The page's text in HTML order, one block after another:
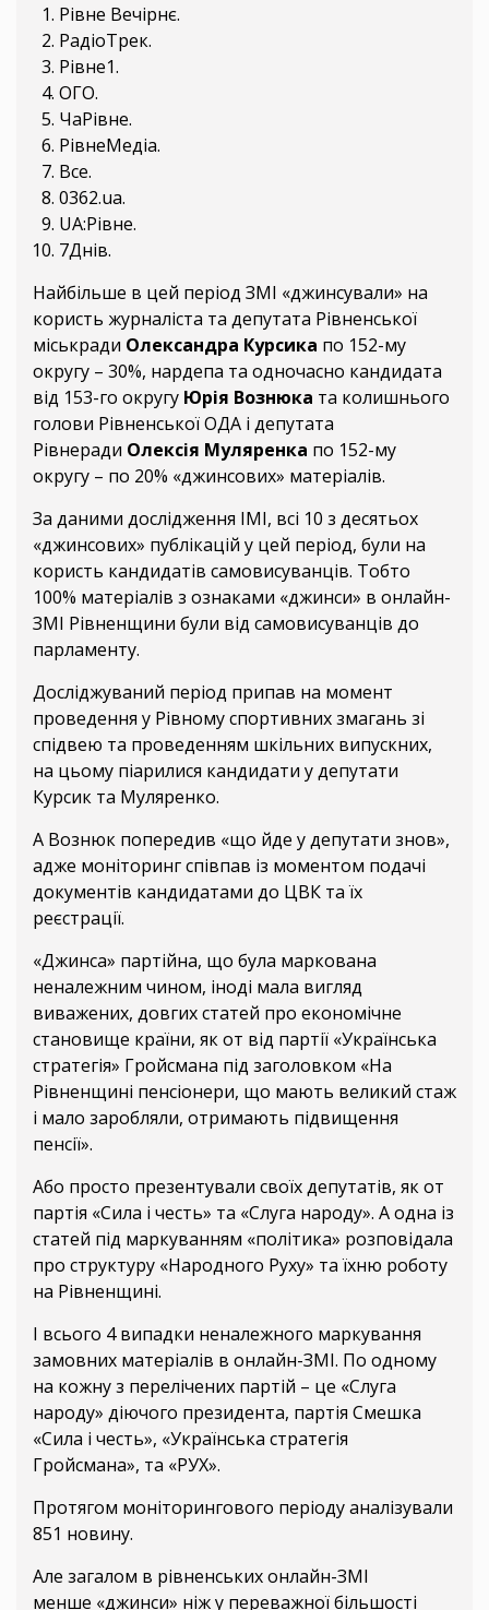
Рівне Вечірнє.
РадіоТрек.
Рівне1.
ОГО.
ЧаРівне.
РівнеМедіа.
Все.
0362.ua.
UA:Рівне.
7Днів.
Найбільше в цей період ЗМІ «джинсували» на
користь журналіста та депутата Рівненської
міськради Олександра Курсика по 152-му
округу – 30%, нардепа та одночасно кандидата
від 153-го округу Юрія Вознюка та колишнього
голови Рівненської ОДА і депутата
Рівнеради Олексія Муляренка по 152-му
округу – по 20% «джинсових» матеріалів.
За даними дослідження ІМІ, всі 10 з десятьох
«джинсових» публікацій у цей період, були на
користь кандидатів самовисуванців. Тобто
100% матеріалів з ознаками «джинси» в онлайн-
ЗМІ Рівненщини були від самовисуванців до
парламенту.
Досліджуваний період припав на момент
проведення у Рівному спортивних змагань зі
спідвею та проведенням шкільних випускних,
на цьому піарилися кандидати у депутати
Курсик та Муляренко.
А Вознюк попередив «що йде у депутати знов»,
адже моніторинг співпав із моментом подачі
документів кандидатами до ЦВК та їх
реєстрації.
«Джинса» партійна, що була маркована
неналежним чином, іноді мала вигляд
виважених, довгих статей про економічне
становище країни, як от від партії «Українська
стратегія» Гройсмана під заголовком «На
Рівненщині пенсіонери, що мають великий стаж
і мало заробляли, отримають підвищення
пенсії».
Або просто презентували своїх депутатів, як от
партія «Сила і честь» та «Слуга народу». А одна із
статей під маркуванням «політика» розповідала
про структуру «Народного Руху» та їхню роботу
на Рівненщині.
І всього 4 випадки неналежного маркування
замовних матеріалів в онлайн-ЗМІ. По одному
на кожну з перелічених партій – це «Слуга
народу» діючого президента, партія Смешка
«Сила і честь», «Українська стратегія
Гройсмана», та «РУХ».
Протягом моніторингового періоду аналізували
851 новину.
Але загалом в рівненських онлайн-ЗМІ
менше «джинси» ніж у переважної більшості